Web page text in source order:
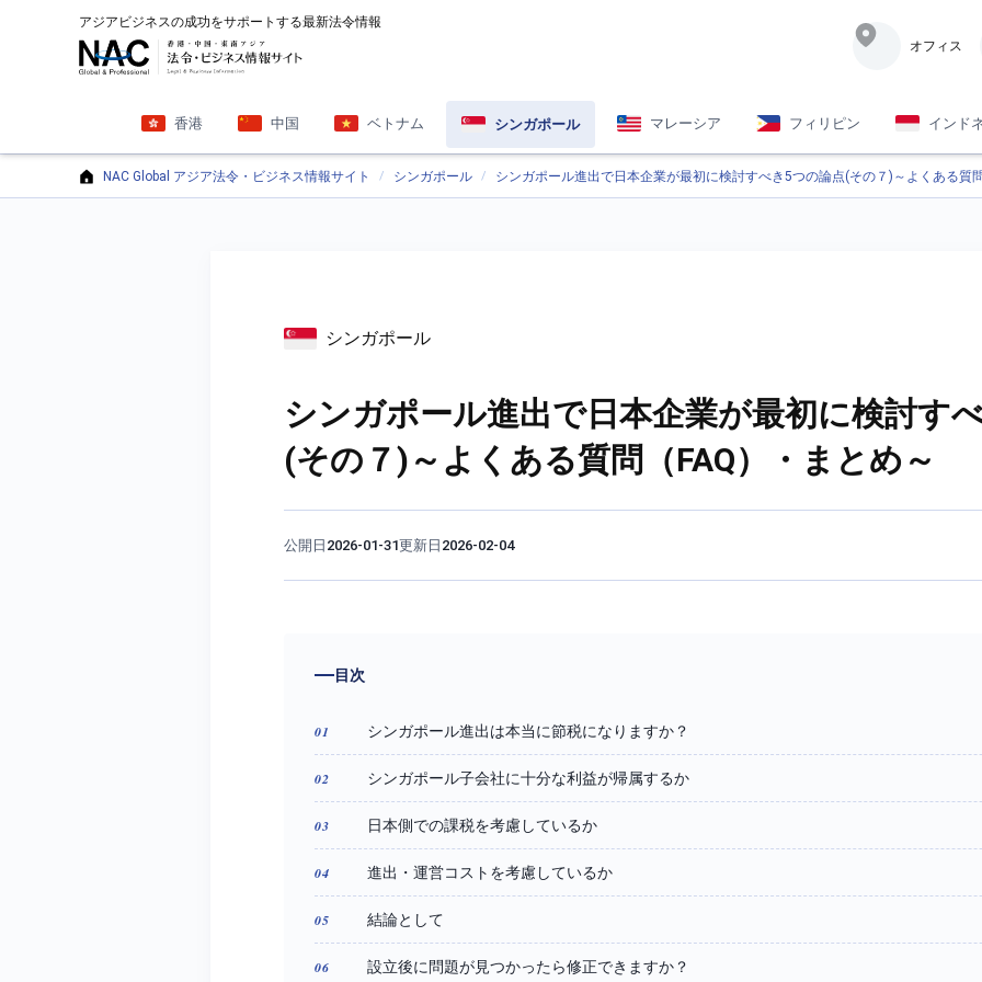
アジアビジネスの成功をサポートする最新法令情報
オフィス
香港 中国 ベトナム シンガポール マレーシア フィリピン インド
NAC Global アジア法令・ビジネス情報サイト シンガポール シンガポール進出で日本企業が最初に検討すべき5つの論点(その７)～よくある質
シンガポール
シンガポール進出で日本企業が最初に検討す
(その７)～よくある質問（FAQ）・まとめ～
公開日 2026-01-31更新日 2026-02-04
目次
シンガポール進出は本当に節税になりますか？
シンガポール子会社に十分な利益が帰属するか
日本側での課税を考慮しているか
進出・運営コストを考慮しているか
結論として
設立後に問題が見つかったら修正できますか？